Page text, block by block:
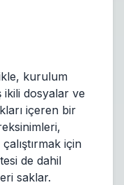
kurulum
ikili dosyalar ve
içeren bir
için
de dahil
saklar.